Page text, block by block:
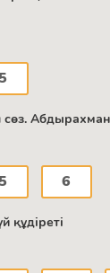
5
сөз.
5 6
құдіреті